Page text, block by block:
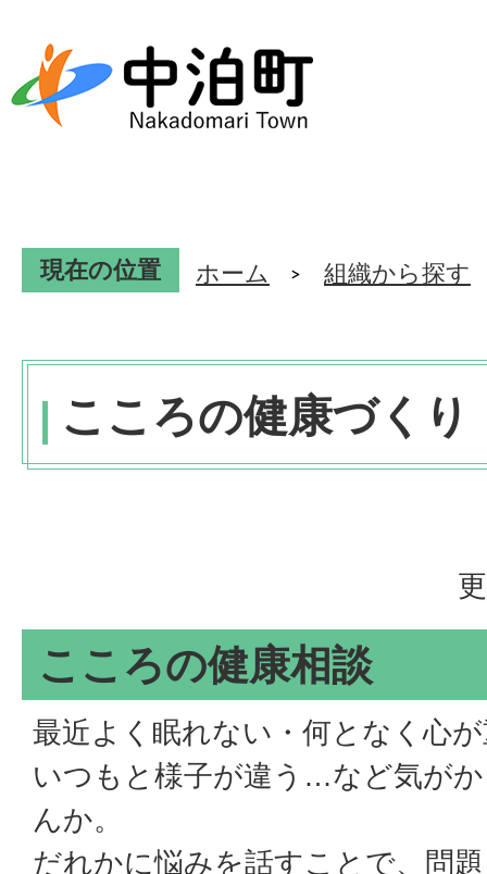
現在の位置 ホーム 組織から探す
こころの健康づくり
こころの健康相談
最近よく眠れない・何となく心
いつもと様子が違う…など気が
んか。
だれかに悩みを話すことで、問